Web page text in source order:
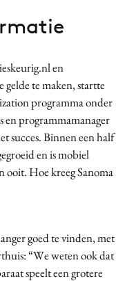
en
te maken, startte
programma onder
programmamanager
succes. Binnen een half
en is mobiel
ooit. Hoe kreeg Sanoma
goed te vinden, met
“We weten ook dat
speelt een grotere